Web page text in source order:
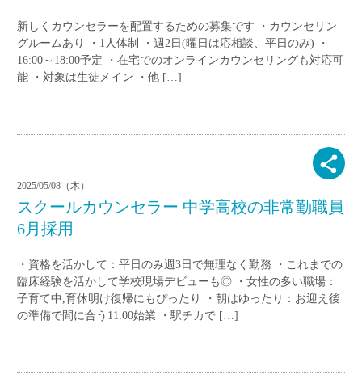
新しくカウンセラーを配置するための募集です ・カウンセリン
グルームあり ・1人体制 ・週2日(曜日は応相談、平日のみ) ・
16:00～18:00予定 ・在宅でのオンラインカウンセリングも対応可
能 ・対象は生徒メイン ・他 […]
2025/05/08（木）
スクールカウンセラー 中学高校の非常勤職員
6月採用
・資格を活かして：平日のみ週3日で無理なく勤務 ・これまでの
臨床経験を活かして学校現場デビューも◎ ・女性の多い職場：
子育て中,育休明け復帰にもぴったり ・朝はゆったり：お迎え後
の準備で間に合う11:00始業 ・駅チカで […]